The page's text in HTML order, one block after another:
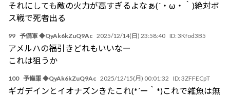
それにしても敵の火力が高すぎるよなぁ(´・ω・｀)絶対ボ
ス戦で死者出る
99 予備軍 ◆QyAk6kZuQ9Ac 2025/12/14(日) 23:58:40 ID:3Kfod3B5
アメルハの福引きどれもいいなー
これは狙うか
100 予備軍 ◆QyAk6kZuQ9Ac 2025/12/15(月) 00:01:32 ID:3ZFFECpT
ギガデインとイオナズンきたこれ(*´ー｀*)これで雑魚は無